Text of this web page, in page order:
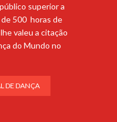
superior a
de 500 horas de
valeu a citação
do Mundo no
DE DANÇA